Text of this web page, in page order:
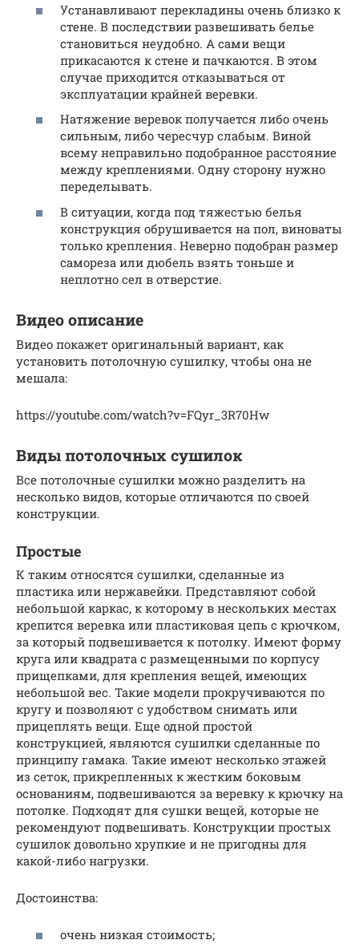
Устанавливают перекладины очень близко к
стене. В последствии развешивать белье
становиться неудобно. А сами вещи
прикасаются к стене и пачкаются. В этом
случае приходится отказываться от
эксплуатации крайней веревки.
Натяжение веревок получается либо очень
сильным, либо чересчур слабым. Виной
всему неправильно подобранное расстояние
между креплениями. Одну сторону нужно
переделывать.
В ситуации, когда под тяжестью белья
конструкция обрушивается на пол, виноваты
только крепления. Неверно подобран размер
самореза или дюбель взять тоньше и
неплотно сел в отверстие.
Видео описание
Видео покажет оригинальный вариант, как
установить потолочную сушилку, чтобы она не
мешала:
https://youtube.com/watch?v=FQyr_3R70Hw
Виды потолочных сушилок
Все потолочные сушилки можно разделить на
несколько видов, которые отличаются по своей
конструкции.
Простые
К таким относятся сушилки, сделанные из
пластика или нержавейки. Представляют собой
небольшой каркас, к которому в нескольких местах
крепится веревка или пластиковая цепь с крючком,
за который подвешивается к потолку. Имеют форму
круга или квадрата с размещенными по корпусу
прищепками, для крепления вещей, имеющих
небольшой вес. Такие модели прокручиваются по
кругу и позволяют с удобством снимать или
прицеплять вещи. Еще одной простой
конструкцией, являются сушилки сделанные по
принципу гамака. Такие имеют несколько этажей
из сеток, прикрепленных к жестким боковым
основаниям, подвешиваются за веревку к крючку на
потолке. Подходят для сушки вещей, которые не
рекомендуют подвешивать. Конструкции простых
сушилок довольно хрупкие и не пригодны для
какой-либо нагрузки.
Достоинства:
очень низкая стоимость;